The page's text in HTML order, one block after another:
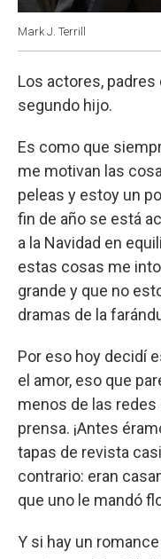
Mark J. Terrill
Los actores, padres
segundo hijo.
Es como que
me motivan las
peleas y estoy un
fin de año se está
a la Navidad en
estas cosas me
grande y que no
dramas de la
Por eso hoy decidí
el amor, eso que
menos de las
prensa. ¡Antes
tapas de revista
contrario: eran
que uno le mandó
Y si hay un